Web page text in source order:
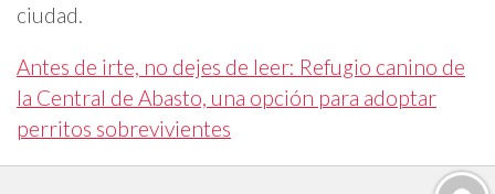
ciudad.
Antes de irte, no dejes de leer: Refugio canino de
la Central de Abasto, una opción para adoptar
perritos sobrevivientes